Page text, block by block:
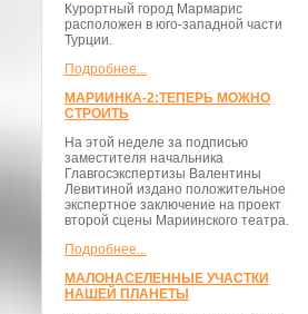
Курортный город Мармарис
расположен в юго-западной части
Турции.
Подробнее...
МАРИИНКА-2:ТЕПЕРЬ МОЖНО
СТРОИТЬ
На этой неделе за подписью
заместителя начальника
Главгосэкспертизы Валентины
Левитиной издано положительное
экспертное заключение на проект
второй сцены Мариинского театра.
Подробнее...
МАЛОНАСЕЛЕННЫЕ УЧАСТКИ
НАШЕЙ ПЛАНЕТЫ